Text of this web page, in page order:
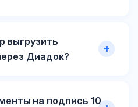
выгрузить
Диадок?
на подпись 10